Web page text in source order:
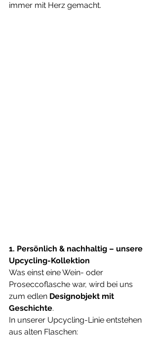
immer mit Herz gemacht.
1. Persönlich & nachhaltig – unsere
Upcycling-Kollektion
Was einst eine Wein- oder
Proseccoflasche war, wird bei uns
zum edlen Designobjekt mit
Geschichte.
In unserer Upcycling-Linie entstehen
aus alten Flaschen: